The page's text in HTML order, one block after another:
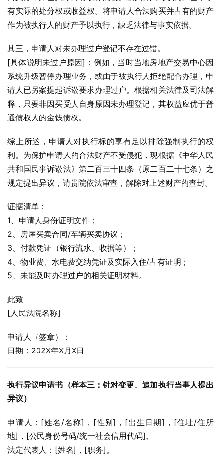
有实际的处分权或收益权。将申请人合法购买并占有的财产
作为被执行人的财产予以执行，缺乏法律与事实依据。
其三，申请人对未办理过户登记不存在过错。
[具体说明未过户原因]：例如，当时当地房地产交易中心因
系统升级暂停办理业务，或由于被执行人拒绝配合办理，申
请人已另案提起诉讼要求办理过户。根据相关法律及司法解
释，只要非因买受人自身原因未办理登记，其权益应优于普
通债权人的金钱债权。
综上所述，申请人对执行标的享有足以排除强制执行的权
利。为保护申请人的合法财产不受侵犯，现根据《中华人民
共和国民事诉讼法》第二百三十四条（原二百二十七条）之
规定提出异议，请贵院依法审查，解除对上述财产的查封。
证据清单：
1、申请人身份证明文件；
2、房屋买卖合同/车辆买卖协议；
3、付款凭证（银行流水、收据等）；
4、物业费、水电费交纳凭证及实际入住/占有证明；
5、未能及时办理过户的相关证明材料。
此致
[人民法院名称]
申请人（签章）：
日期：202X年X月X日
执行异议申请书（样本三：针对变更、追加执行当事人提出
异议）
申请人：[姓名/名称]，[性别]，[出生日期]，[住址/住所
地]，[公民身份号码/统一社会信用代码]。
法定代表人：[姓名]，[职务]。